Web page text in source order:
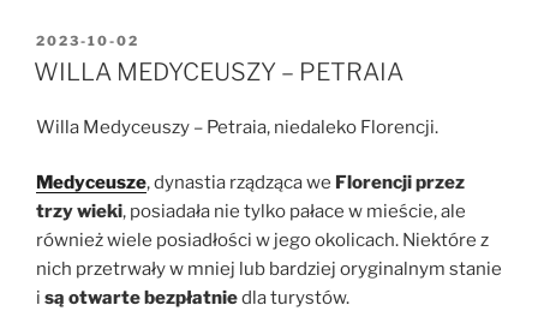
OPUBLIKOWANE
W
2023-10-02
WILLA MEDYCEUSZY – PETRAIA
Willa Medyceuszy – Petraia, niedaleko Florencji.
Medyceusze, dynastia rządząca we Florencji przez
trzy wieki, posiadała nie tylko pałace w mieście, ale
również wiele posiadłości w jego okolicach. Niektóre z
nich przetrwały w mniej lub bardziej oryginalnym stanie
i są otwarte bezpłatniedla turystów.